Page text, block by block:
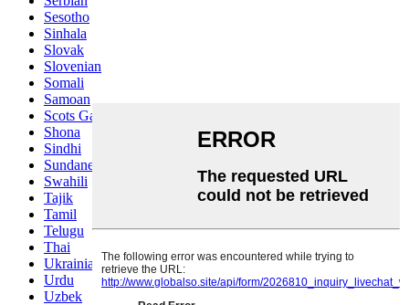
Sesotho
Sinhala
Slovak
Slovenian
Somali
Samoan
Scots Gaelic
Shona
Sindhi
Sundanese
Swahili
Tajik
Tamil
Telugu
Thai
Ukrainian
Urdu
Uzbek